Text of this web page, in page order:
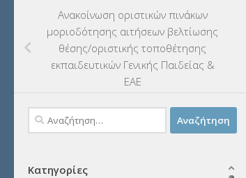
Ανακοίνωση οριστικών πινάκων
μοριοδότησης αιτήσεων βελτίωσης
θέσης/οριστικής τοποθέτησης
εκπαιδευτικών Γενικής Παιδείας &
ΕΑΕ
Αναζήτηση
για:
Κατηγορίες